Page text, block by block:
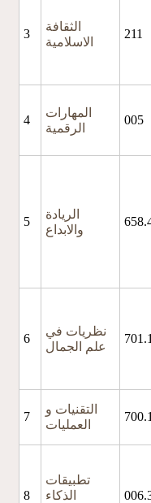
3
الثقافة
الاسلامية
211
4
المهارات
الرقمية
005
5
الريادة
والابداع
6
نظريات في
علم الجمال
701.1
7
التقنيات و
العمليات
8
تطبيقات
الذكاء